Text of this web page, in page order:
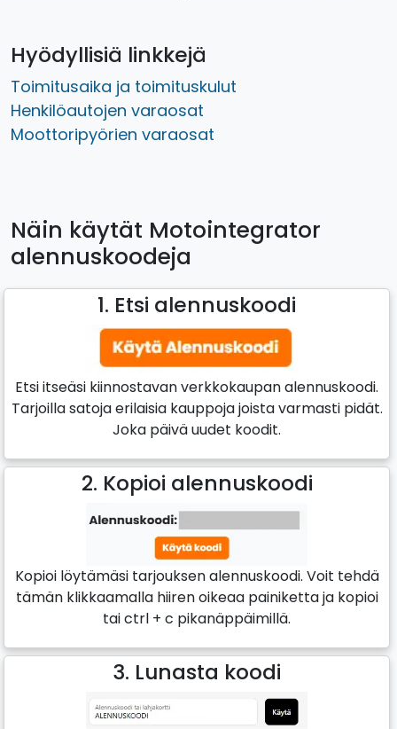
Hyödyllisiä linkkejä
Toimitusaika ja toimituskulut
Henkilöautojen varaosat
Moottoripyörien varaosat
Näin käytät Motointegrator
alennuskoodeja
1. Etsi alennuskoodi
Etsi itseäsi kiinnostavan verkkokaupan alennuskoodi.
Tarjoilla satoja erilaisia kauppoja joista varmasti pidät.
Joka päivä uudet koodit.
2. Kopioi alennuskoodi
Kopioi löytämäsi tarjouksen alennuskoodi. Voit tehdä
tämän klikkaamalla hiiren oikeaa painiketta ja kopioi
tai ctrl + c pikanäppäimillä.
3. Lunasta koodi